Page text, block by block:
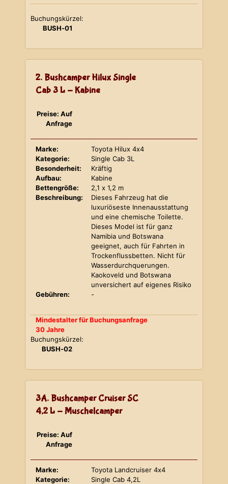
Buchungskürzel:
BUSH-01
2. Bushcamper Hilux Single
Cab 3 L - Kabine
Preise: Auf
Anfrage
Marke:
Toyota Hilux 4x4
Kategorie:
Single Cab 3L
Besonderheit:
Kräftig
Aufbau:
Kabine
Bettengröße:
2,1 x 1,2 m
Beschreibung:
Dieses Fahrzeug hat die
luxuriöseste Innenausstattung
und eine chemische Toilette.
Dieses Model ist für ganz
Namibia und Botswana
geeignet, auch für Fahrten in
Trockenflussbetten. Nicht für
Wasserdurchquerungen.
Kaokoveld und Botswana
unversichert auf eigenes Risiko
Gebühren:
-
Mindestalter für Buchungsanfrage
30 Jahre
Buchungskürzel:
BUSH-02
3A. Bushcamper Cruiser SC
4,2 L - Muschelcamper
Preise: Auf
Anfrage
Marke:
Toyota Landcruiser 4x4
Kategorie:
Single Cab 4,2L